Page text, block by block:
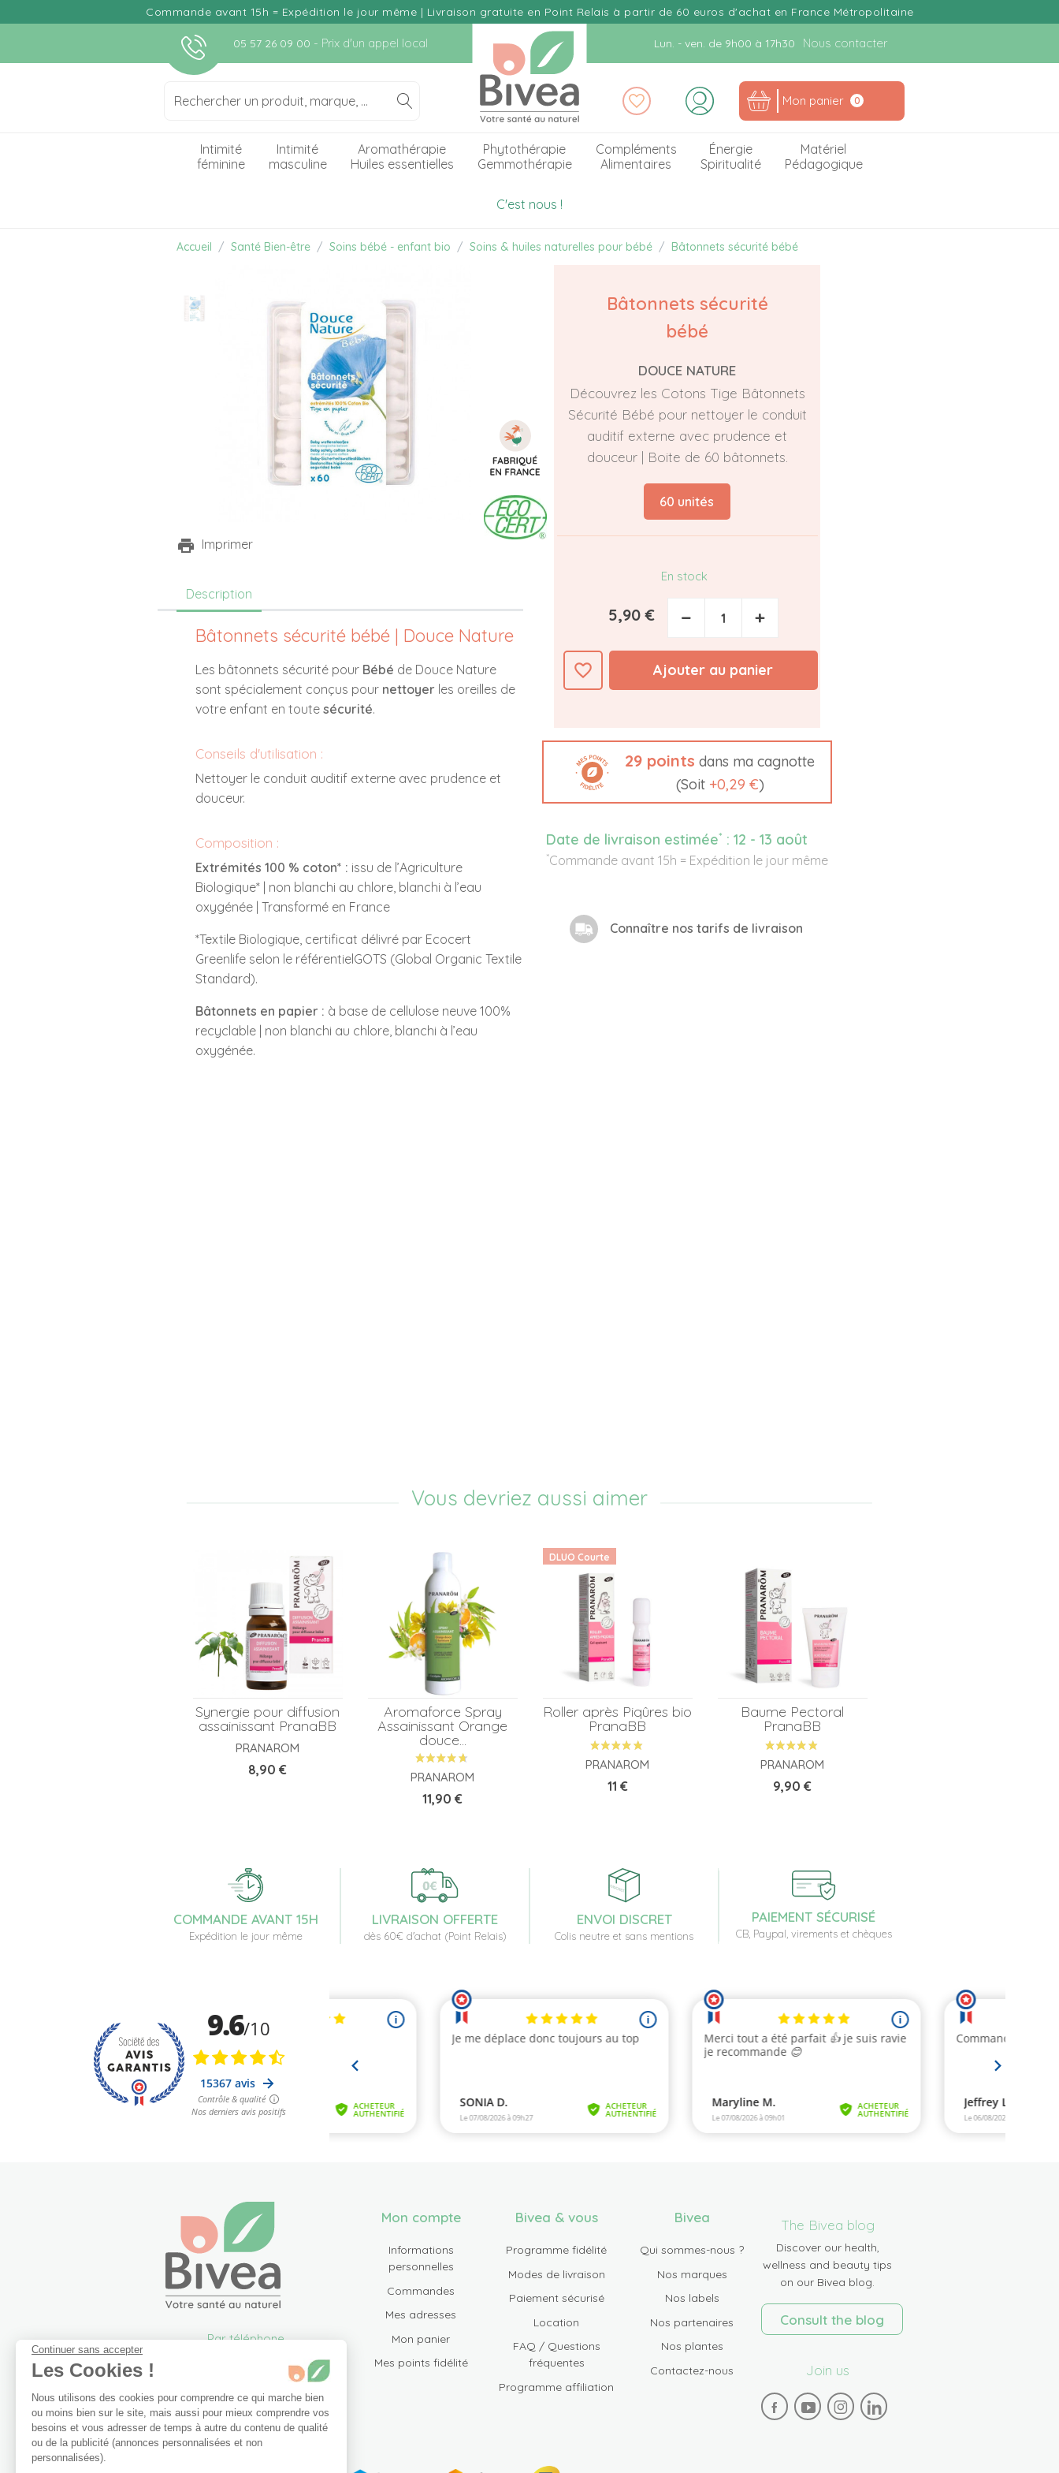
Commande avant 15h = Expédition le jour même | Livraison gratuite en Point Relais à partir de 60 euros d'achat en France Métropolitaine
05 57 26 09 00 - Prix d'un appel local Lun. - ven. de 9h00 à 17h30 Nous contacter
Mon panier 0
Intimité
féminine
Intimité
masculine
Aromathérapie
Huiles essentielles
Phytothérapie
Gemmothérapie
Compléments
Alimentaires
Énergie
Spiritualité
Matériel
Pédagogique
C'est nous !
Accueil Santé Bien-être Soins bébé - enfant bio Soins & huiles naturelles pour bébé Bâtonnets sécurité bébé
Imprimer
Bâtonnets sécurité
bébé
DOUCE NATURE
Découvrez les Cotons Tige Bâtonnets
Sécurité Bébé pour nettoyer le conduit
auditif externe avec prudence et
douceur | Boite de 60 bâtonnets.
60 unités
En stock
5,90 € − +
favorite_border Ajouter au panier
29 points dans ma cagnotte
(Soit +0,29 €)
Date de livraison estimée* : 12 - 13 août
*Commande avant 15h = Expédition le jour même
Connaître nos tarifs de livraison
Description
Bâtonnets sécurité bébé | Douce Nature
Les bâtonnets sécurité pour Bébé de Douce Nature
sont spécialement conçus pour nettoyer les oreilles de
votre enfant en toute sécurité.
Conseils d'utilisation :
Nettoyer le conduit auditif externe avec prudence et
douceur.
Composition :
Extrémités 100 % coton* : issu de l’Agriculture
Biologique* | non blanchi au chlore, blanchi à l’eau
oxygénée | Transformé en France
*Textile Biologique, certificat délivré par Ecocert
Greenlife selon le référentielGOTS (Global Organic Textile
Standard).
Bâtonnets en papier : à base de cellulose neuve 100%
recyclable | non blanchi au chlore, blanchi à l’eau
oxygénée.
Vous devriez aussi aimer
Synergie pour diffusion
assainissant PranaBB
PRANAROM
Prix
8,90 €
Aromaforce Spray
Assainissant Orange
douce...
PRANAROM
Prix
11,90 €
DLUO Courte
Roller après Piqûres bio
PranaBB
PRANAROM
Prix
11 €
Baume Pectoral
PranaBB
PRANAROM
Prix
9,90 €
COMMANDE AVANT 15H
Expédition le jour même
LIVRAISON OFFERTE
dès 60€ d'achat (Point Relais)
ENVOI DISCRET
Colis neutre et sans mentions
PAIEMENT SÉCURISÉ
CB, Paypal, virements et chèques
Par téléphone
info@bivea.com
6 rue du Solarium
33170 Gradignan
France Métropolitaine
Mon compte
Informations
personnelles
Commandes
Mes adresses
Mon panier
Mes points fidélité
Bivea & vous
Programme fidélité
Modes de livraison
Paiement sécurisé
Location
FAQ / Questions
fréquentes
Programme affiliation
Bivea
Qui sommes-nous ?
Nos marques
Nos labels
Nos partenaires
Nos plantes
Contactez-nous
The Bivea blog
Discover our health,
wellness and beauty tips
on our Bivea blog.
Consult the blog
Join us
Continuer sans accepter
Les Cookies !
Nous utilisons des cookies pour comprendre ce qui marche bien
ou moins bien sur le site, mais aussi pour mieux comprendre vos
besoins et vous adresser de temps à autre du contenu de qualité
ou de la publicité (annonces personnalisées et non
personnalisées).